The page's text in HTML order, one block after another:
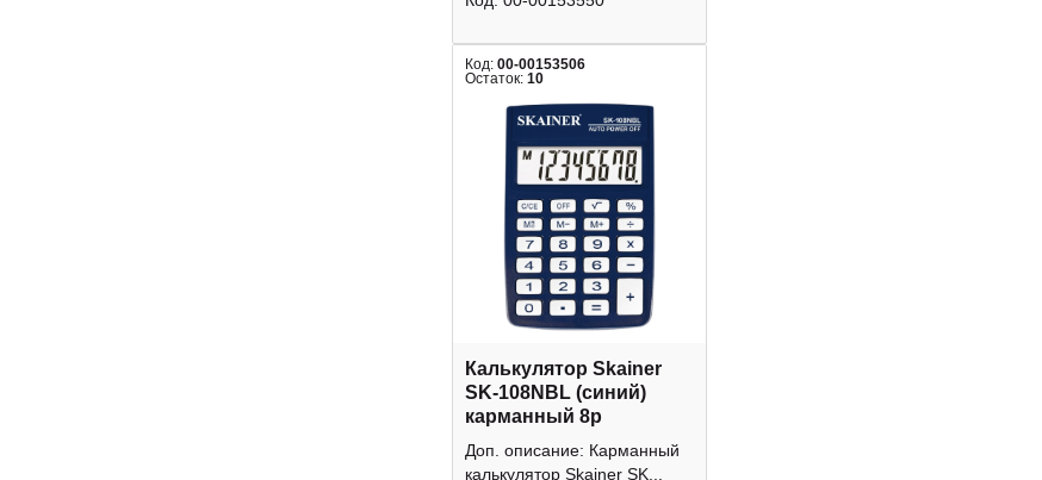
Код: 00-00153506
Остаток: 10
Калькулятор Skainer
SK-108NBL (синий)
карманный 8р
Доп. описание: Карманный
калькулятор Skainer SK...